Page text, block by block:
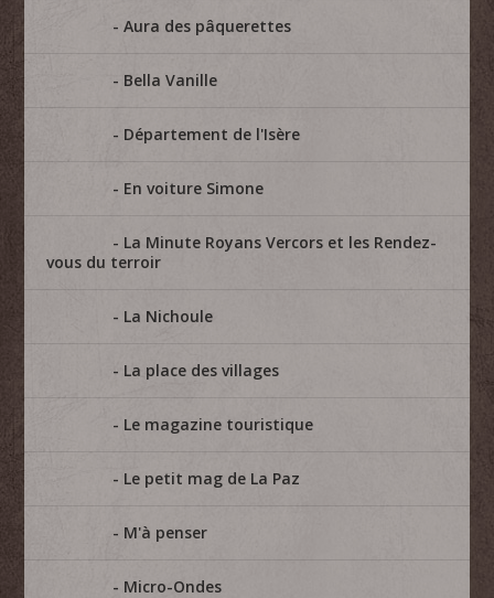
Aura des pâquerettes
Bella Vanille
Département de l'Isère
En voiture Simone
La Minute Royans Vercors et les Rendez-
vous du terroir
La Nichoule
La place des villages
Le magazine touristique
Le petit mag de La Paz
M'à penser
Micro-Ondes